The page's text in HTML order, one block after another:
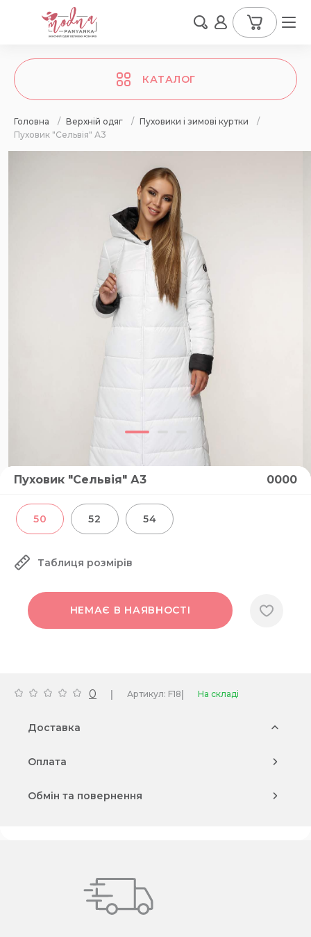
КАТАЛОГ
Головна / Верхній одяг / Пуховики і зимові куртки
/
Пуховик "Сельвія" А3
Пуховик "Сельвія" А3 0000
50 52 54
Таблиця розмірів
НЕМАЄ В НАЯВНОСТІ
0 | Артикул: F18| На складі
Доставка
Оплата
Обмін та повернення